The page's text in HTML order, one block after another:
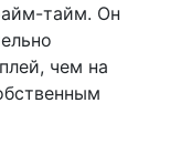
тайм. Он
чем на